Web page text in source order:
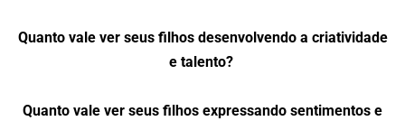
Quanto vale ver seus filhos desenvolvendo a criatividade
e talento?
Quanto vale ver seus filhos expressando sentimentos e